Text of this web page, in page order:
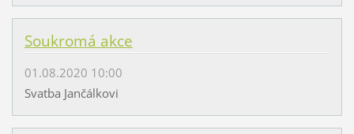
Soukromá akce
01.08.2020 10:00
Svatba Jančálkovi